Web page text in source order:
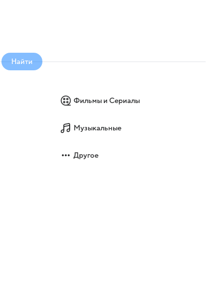
Найти
Фильмы и Сериалы
Музыкальные
Другое